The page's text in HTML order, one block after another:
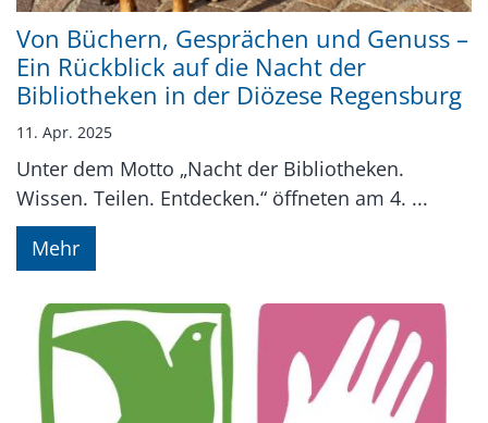
Von Büchern, Gesprächen und Genuss –
Ein Rückblick auf die Nacht der
Bibliotheken in der Diözese Regensburg
11. Apr. 2025
Unter dem Motto „Nacht der Bibliotheken.
Wissen. Teilen. Entdecken.“ öffneten am 4. ...
Mehr